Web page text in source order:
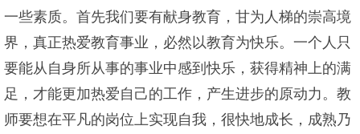
一些素质。首先我们要有献身教育，甘为人梯的崇高境
界，真正热爱教育事业，必然以教育为快乐。一个人只
要能从自身所从事的事业中感到快乐，获得精神上的满
足，才能更加热爱自己的工作，产生进步的原动力。教
师要想在平凡的岗位上实现自我，很快地成长，成熟乃